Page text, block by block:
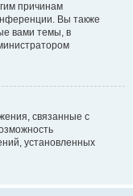
причинам
Вы также
вами темы, в
связанные с
установленных